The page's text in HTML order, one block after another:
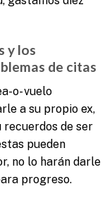
y los
de citas
o- vuelo
a su propio ex,
recuerdos de ser
pueden
no lo harán darle
progreso.